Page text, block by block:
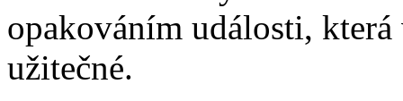
opakováním události,
užitečné.